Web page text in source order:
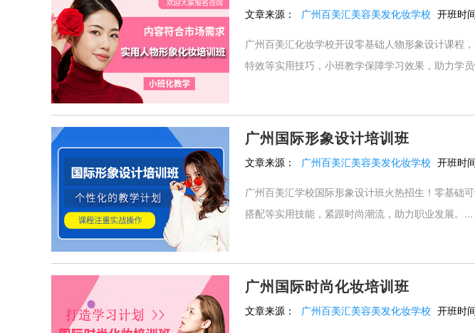
文章来源： 广州百美汇美容美发化妆学校 开班时
广州百美汇化妆学校开设零基础人物形象设计课程
特效等实用技巧，小班教学保障学习效果，助力学
广州国际形象设计培训班
文章来源： 广州百美汇美容美发化妆学校 开班时
广州百美汇学校国际形象设计班火热招生！零基础
搭配等实用技能，紧跟时尚潮流，助力职业发展。...
广州国际时尚化妆培训班
文章来源： 广州百美汇美容美发化妆学校 开班时